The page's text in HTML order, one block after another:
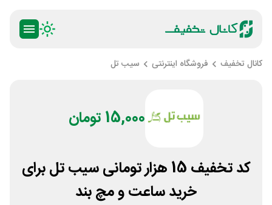
کانال تخفیف فروشگاه اینترنتی سیب تل
15,000 تومان
کد تخفیف 15 هزار تومانی سیب تل برای
خرید ساعت و مچ بند